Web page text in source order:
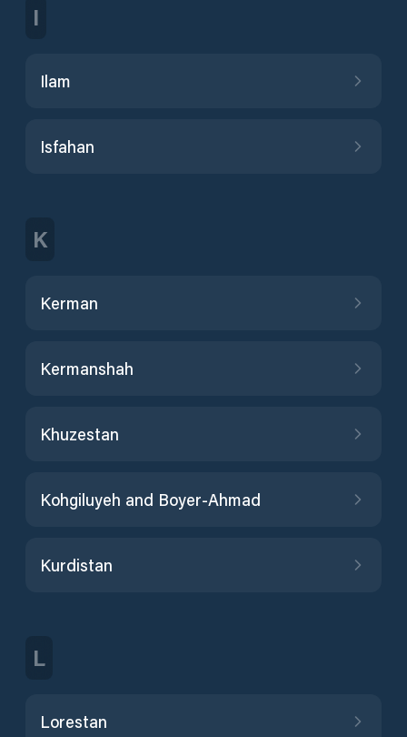
I
Ilam
Isfahan
K
Kerman
Kermanshah
Khuzestan
Kohgiluyeh and Boyer-Ahmad
Kurdistan
L
Lorestan